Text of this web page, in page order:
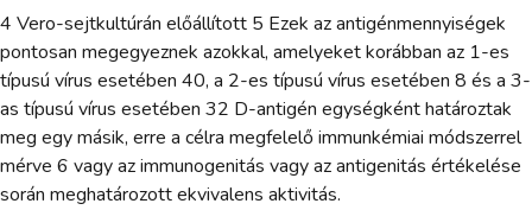
4 Vero-sejtkultúrán előállított 5 Ezek az antigénmennyiségek
pontosan megegyeznek azokkal, amelyeket korábban az 1-es
típusú vírus esetében 40, a 2-es típusú vírus esetében 8 és a 3-
as típusú vírus esetében 32 D-antigén egységként határoztak
meg egy másik, erre a célra megfelelő immunkémiai módszerrel
mérve 6 vagy az immunogenitás vagy az antigenitás értékelése
során meghatározott ekvivalens aktivitás.